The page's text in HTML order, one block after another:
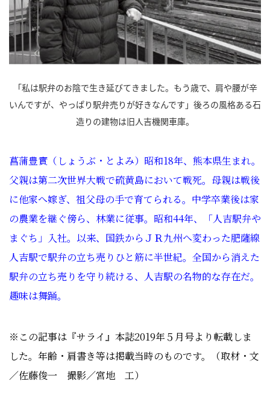
「私は駅弁のお陰で生き延びてきました。もう歳で、肩や腰が辛
いんですが、やっぱり駅弁売りが好きなんです」後ろの風格ある石
造りの建物は旧人吉機関車庫。
菖蒲豊實（しょうぶ・とよみ）昭和18年、熊本県生まれ。
父親は第二次世界大戦で硫黄島において戦死。母親は戦後
に他家へ嫁ぎ、祖父母の手で育てられる。中学卒業後は家
の農業を継ぐ傍ら、林業に従事。昭和44年、「人吉駅弁や
まぐち」入社。以来、国鉄からＪＲ九州へ変わった肥薩線
人吉駅で駅弁の立ち売りひと筋に半世紀。全国から消えた
駅弁の立ち売りを守り続ける、人吉駅の名物的な存在だ。
趣味は舞踊。
※この記事は『サライ』本誌2019年５月号より転載しま
した。年齢・肩書き等は掲載当時のものです。（取材・文
／佐藤俊一 撮影／宮地 工）